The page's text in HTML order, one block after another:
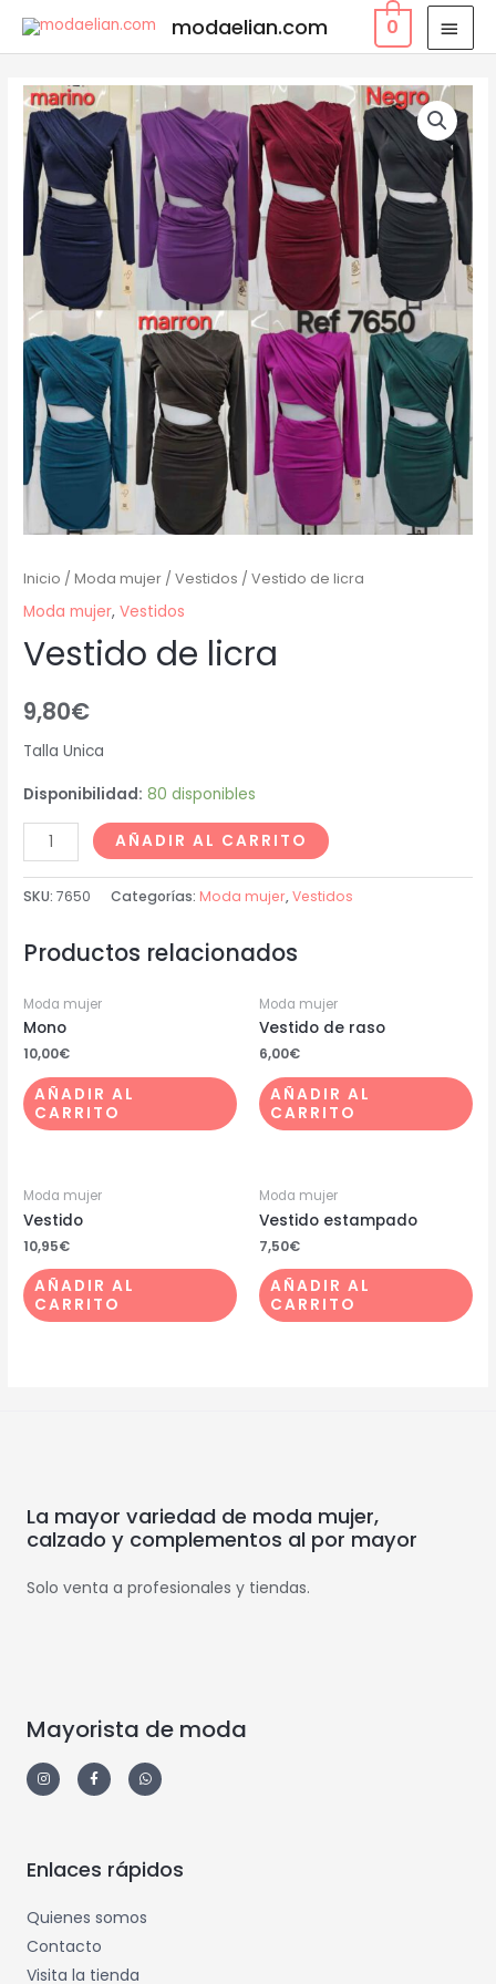
modaelian.com 0
Inicio /Moda mujer /Vestidos / Vestido de licra
Moda mujer,Vestidos
Vestido de licra
9,80€
Talla Unica
Disponibilidad: 80 disponibles
AÑADIR AL CARRITO
SKU:7650 Categorías: Moda mujer,Vestidos
Productos relacionados
Moda mujer
Mono
10,00€
AÑADIR AL
CARRITO
Moda mujer
Vestido de raso
6,00€
AÑADIR AL
CARRITO
Moda mujer
Vestido
10,95€
AÑADIR AL
CARRITO
Moda mujer
Vestido estampado
7,50€
AÑADIR AL
CARRITO
La mayor variedad de moda mujer,
calzado y complementos al por mayor
Solo venta a profesionales y tiendas.
Mayorista de moda
Enlaces rápidos
Quienes somos
Contacto
Visita la tienda